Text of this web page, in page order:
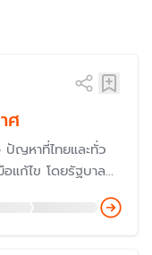
ศ
ญหาที่ไทยและทั่ว
แก้ไข โดยรัฐบาล
(ความเป็นกลาง
งอาเซียนในด้านการ
นปี 2567 ได้เข้า